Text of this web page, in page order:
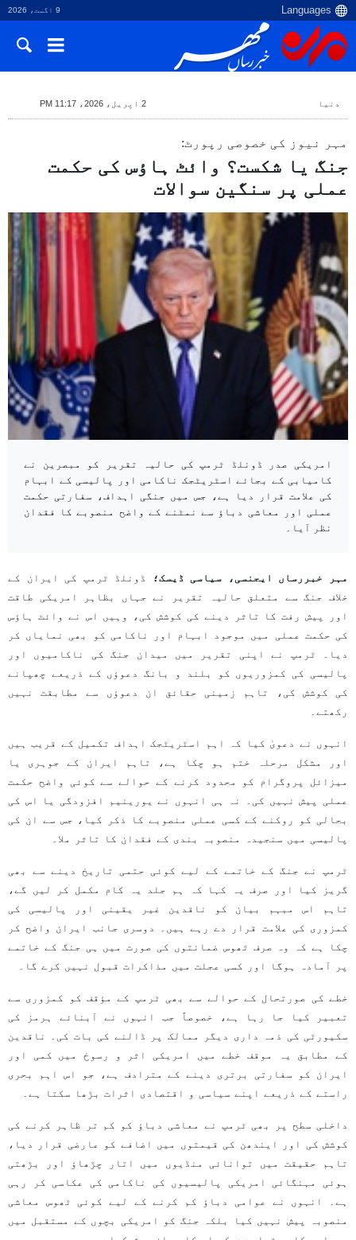
9 اگست، 2026
دنیا 2 اپریل، 2026، 11:17 PM
مہر نیوز کی خصوصی رپورٹ:
جنگ یا شکست؟ وائٹ ہاؤس کی حکمت
عملی پر سنگین سوالات
امریکی صدر ڈونلڈ ٹرمپ کی حالیہ تقریر کو مبصرین نے
کامیابی کے بجائے اسٹریٹجک ناکامی اور پالیسی کے ابہام
کی علامت قرار دیا ہے، جس میں جنگی اہداف، سفارتی حکمت
عملی اور معاشی دباؤ سے نمٹنے کے واضح منصوبے کا فقدان
نظر آیا۔
مہر خبررساں ایجنسی، سیاسی ڈیسک؛
ڈونلڈ ٹرمپ کی ایران کے
خلاف جنگ سے متعلق حالیہ تقریر نے جہاں بظاہر امریکی طاقت
اور پیش رفت کا تاثر دینے کی کوشش کی، وہیں اس نے وائٹ ہاؤس
کی حکمت عملی میں موجود ابہام اور ناکامی کو بھی نمایاں کر
دیا۔ ٹرمپ نے اپنی تقریر میں میدان جنگ کی ناکامیوں اور
پالیسی کی کمزوریوں کو بلند و بانگ دعوؤں کے ذریعے چھپانے
کی کوشش کی، تاہم زمینی حقائق ان دعوؤں سے مطابقت نہیں
رکھتے۔
انہوں نے دعویٰ کیا کہ اہم اسٹریٹجک اہداف تکمیل کے قریب ہیں
اور مشکل مرحلہ ختم ہو چکا ہے، تاہم ایران کے جوہری یا
میزائل پروگرام کو محدود کرنے کے حوالے سے کوئی واضح حکمت
عملی پیش نہیں کی۔ نہ ہی انہوں نے یورینیم افزودگی یا اس کی
بحالی کو روکنے کے کسی عملی منصوبے کا ذکر کیا، جس سے ان کی
پالیسی میں سنجیدہ منصوبہ بندی کے فقدان کا تاثر ملا۔
ٹرمپ نے جنگ کے خاتمے کے لیے کوئی حتمی تاریخ دینے سے بھی
گریز کیا اور صرف یہ کہا کہ ہم جلد یہ کام مکمل کر لیں گے،
تاہم اس مبہم بیان کو ناقدین غیر یقینی اور پالیسی کی
کمزوری کی علامت قرار دے رہے ہیں۔ دوسری جانب ایران واضح کر
چکا ہے کہ وہ صرف ٹھوس ضمانتوں کی صورت میں ہی جنگ کے خاتمے
پر آمادہ ہوگا اور کسی عجلت میں مذاکرات قبول نہیں کرے گا۔
خطے کی صورتحال کے حوالے سے بھی ٹرمپ کے مؤقف کو کمزوری سے
تعبیر کیا جا رہا ہے، خصوصاً جب انہوں نے آبنائے ہرمز کی
سکیورٹی کی ذمہ داری دیگر ممالک پر ڈالنے کی بات کی۔ ناقدین
کے مطابق یہ موقف خطے میں امریکی اثر و رسوخ میں کمی اور
ایران کو سفارتی برتری دینے کے مترادف ہے، جو اس اہم بحری
راستے کے ذریعے اپنے سیاسی و اقتصادی اثرات بڑھا سکتا ہے۔
داخلی سطح پر بھی ٹرمپ نے معاشی دباؤ کو کم تر ظاہر کرنے کی
کوشش کی اور ایندھن کی قیمتوں میں اضافے کو عارضی قرار دیا،
تاہم حقیقت میں توانائی منڈیوں میں اتار چڑھاؤ اور بڑھتی
ہوئی مہنگائی امریکی پالیسیوں کی ناکامی کی عکاسی کر رہی
ہے۔ انہوں نے عوامی دباؤ کم کرنے کے لیے کوئی ٹھوس معاشی
منصوبہ پیش نہیں کیا بلکہ جنگ کو امریکی بچوں کے مستقبل میں